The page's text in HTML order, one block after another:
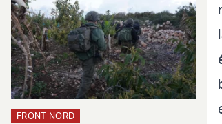
FRONT NORD